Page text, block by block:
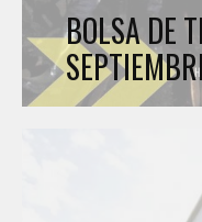
BOLSA DE